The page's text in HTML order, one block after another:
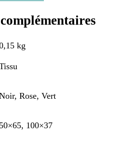
kg
Rose, Vert
50×65, 100×37